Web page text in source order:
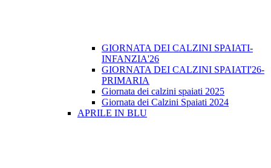
GIORNATA DEI CALZINI SPAIATI-
INFANZIA'26
GIORNATA DEI CALZINI SPAIATI'26-
PRIMARIA
Giornata dei calzini spaiati 2025
Giornata dei Calzini Spaiati 2024
APRILE IN BLU